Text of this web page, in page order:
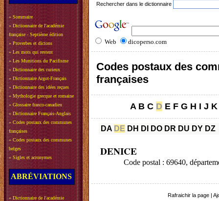
» Sommaire
» Dictionnaire de l'académie
française - Septième édition
» Proverbes et dictons
» Les mots qui restent
» Les Munitions du Pacifisme
» Dictionnaire des curieux
» Dictionnaire Argot-Français
» Dictionnaire des idées reçues
» Mythologie grecque et romaine
» Glossaire franco-canadien
» Dictionnaire Français-Anglais
» Codes postaux des communes
françaises
» Codes postaux des communes
belges
» Sigles et acronymes
ABRÉVIATIONS
» Dictionnaire de l'académie
Rechercher dans le dictionnaire
Web dicoperso.com
Codes postaux des
françaises
A B C D E F G H I J K
DA DE DH DI DO DR DU DY DZ
DENICE
Code postal : 69640,
Rafraichir la page